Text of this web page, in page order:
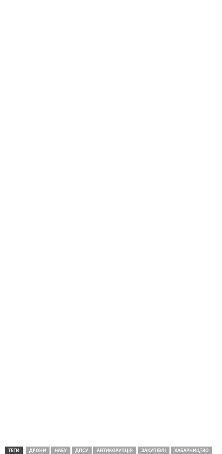
ТЕГИ ДРОНИ НАБУ ДПСУ АНТИКОРУПЦІЯ ЗАКУПІВЛІ ХАБАРНИЦТВО